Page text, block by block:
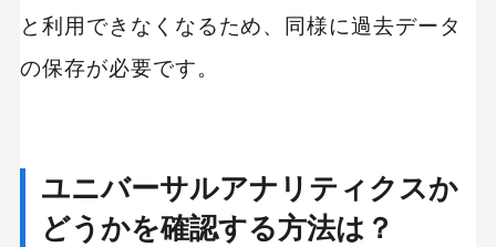
と利用できなくなるため、同様に過去データ
の保存が必要です。
ユニバーサルアナリティクスか
どうかを確認する方法は？